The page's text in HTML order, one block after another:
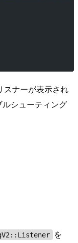
スナーが表示され
シューティング
を